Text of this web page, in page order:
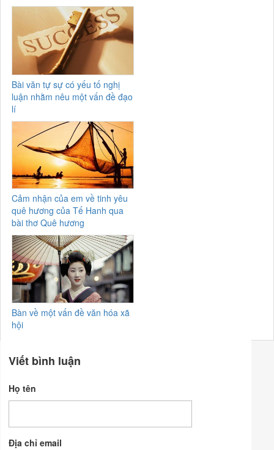
Bài văn tự sự có yếu tố nghị
luận nhằm nêu một vấn đề đạo
lí
Cảm nhận của em về tinh yêu
quê hương của Tế Hanh qua
bài thơ Quê hương
Bàn về một vấn đề văn hóa xã
hội
Viết bình luận
Họ tên
Địa chỉ email